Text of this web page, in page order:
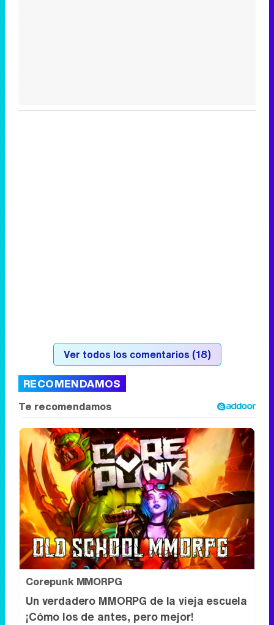
Ver todos los comentarios (18)
RECOMENDAMOS
Corepunk MMORPG
Un verdadero MMORPG de la vieja escuela
¡Cómo los de antes, pero mejor!